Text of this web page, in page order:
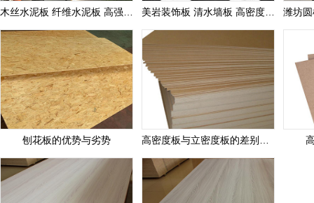
刨花板的优势与劣势